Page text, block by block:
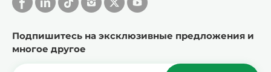
Подпишитесь на эксклюзивные предложения и
многое другое